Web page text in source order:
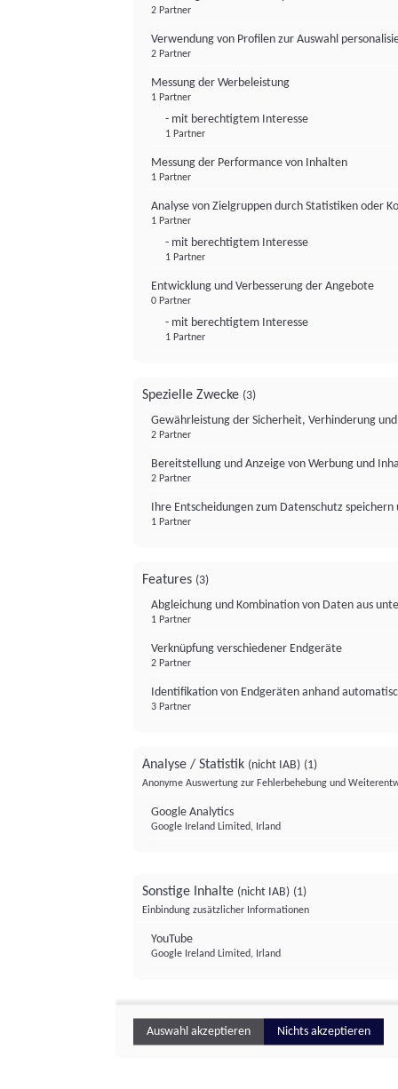
2 Partner
Verwendung von Profilen zur Auswahl
2 Partner
Messung der Werbeleistung
1 Partner
- mit berechtigtem Interesse
1 Partner
Messung der Performance von Inhalten
1 Partner
Analyse von Zielgruppen durch Statistiken oder
1 Partner
- mit berechtigtem Interesse
1 Partner
Entwicklung und Verbesserung der Angebote
0 Partner
- mit berechtigtem Interesse
1 Partner
Spezielle Zwecke (3)
Gewährleistung der Sicherheit, Verhinderung
2 Partner
Bereitstellung und Anzeige von Werbung und
2 Partner
Ihre Entscheidungen zum Datenschutz
1 Partner
Features (3)
Abgleichung und Kombination von Daten aus
1 Partner
Verknüpfung verschiedener Endgeräte
2 Partner
Identifikation von Endgeräten anhand
3 Partner
Analyse / Statistik (nicht IAB) (1)
Anonyme Auswertung zur Fehlerbehebung und
Google Analytics
Google Ireland Limited, Irland
Sonstige Inhalte (nicht IAB) (1)
Einbindung zusätzlicher Informationen
YouTube
Google Ireland Limited, Irland
Auswahl akzeptieren Nichts akzeptieren